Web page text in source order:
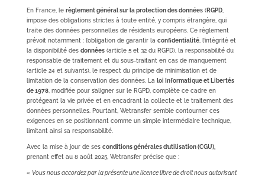
En France, le règlement général sur la protection des données(RGPD,
impose des obligations strictes à toute entité, y compris étrangère, qui
traite des données personnelles de résidents européens. Ce règlement
prévoit notamment : l’obligation de garantir la confidentialité, l’intégrité et
la disponibilité des données(article 5 et 32 du RGPD), la responsabilité du
responsable de traitement et du sous-traitant en cas de manquement
(article 24 et suivants), le respect du principe de minimisation et de
limitation de la conservation des données. La loi Informatique et Libertés
de 1978, modifiée pour s’aligner sur le RGPD, complète ce cadre en
protégeant la vie privée et en encadrant la collecte et le traitement des
données personnelles. Pourtant, Wetransfer semble contourner ces
exigences en se positionnant comme un simple intermédiaire technique,
limitant ainsi sa responsabilité.
Avec la mise à jour de ses conditions générales d’utilisation (CGU),
prenant effet au 8 août 2025, Wetransfer précise que :
« Vous nous accordez par la présente une licence libre de droit nous autorisant